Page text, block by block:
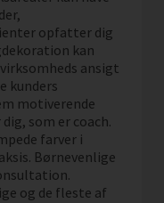
opfatter dig
kan
ansigt
kunders
motiverende
som er coach.
farver i
Børnevenlige
og de fleste af